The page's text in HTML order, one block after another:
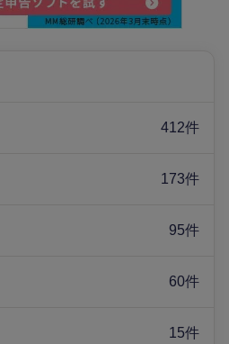
412件
173件
95件
60件
15件